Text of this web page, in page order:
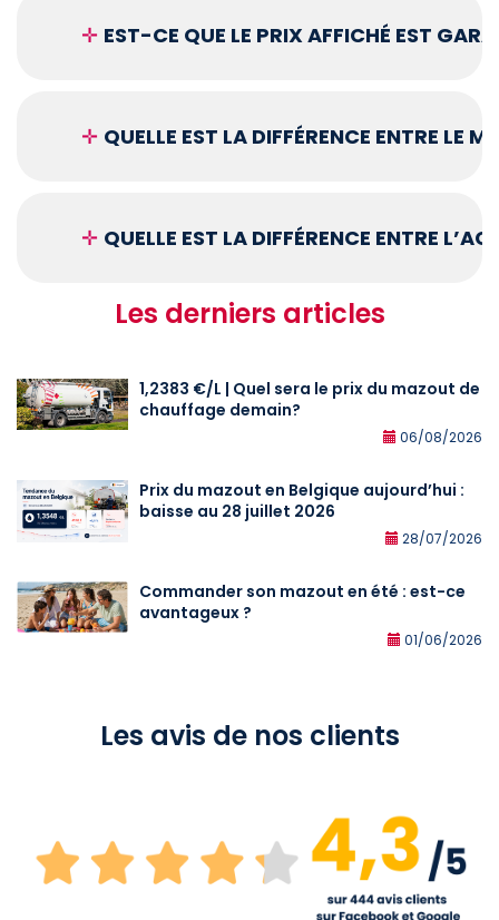
✛ EST-CE QUE LE PRIX AFFICHÉ EST
✛ QUELLE EST LA DIFFÉRENCE ENTRE LE
✛ QUELLE EST LA DIFFÉRENCE ENTRE
Les derniers articles
1,2383 €/L | Quel sera le prix du mazout de
chauffage demain?
06/08/2026
Prix du mazout en Belgique aujourd’hui :
baisse au 28 juillet 2026
28/07/2026
Commander son mazout en été : est-ce
avantageux ?
01/06/2026
Les avis de nos clients